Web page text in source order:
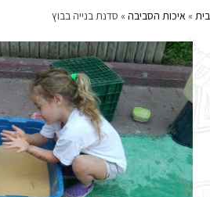
בית» איכות הסביבה» סדנת בנייה בבוץ